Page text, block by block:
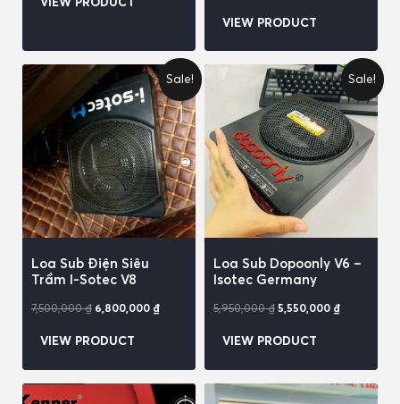
VIEW PRODUCT
Sale!
Loa Sub Điện Siêu
Trầm I-Sotec V8
7,500,000₫ 6,800,000 ₫
VIEW PRODUCT
Sale!
Loa Sub Dopoonly V6 –
Isotec Germany
5,950,000₫ 5,550,000 ₫
VIEW PRODUCT